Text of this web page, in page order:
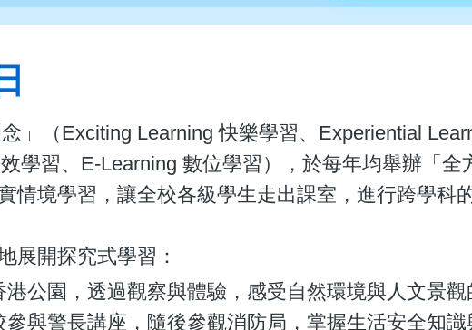
連
」（Exciting Learning 快樂學習、Experiential
學習、E-Learning 數位學習），於每年均舉辦「全
情境學習，讓全校各級學生走出課室，進行跨學科
展開探究式學習：
公園，透過觀察與體驗，感受自然環境與人文景觀
與警長講座，隨後參觀消防局，掌握生活安全知識